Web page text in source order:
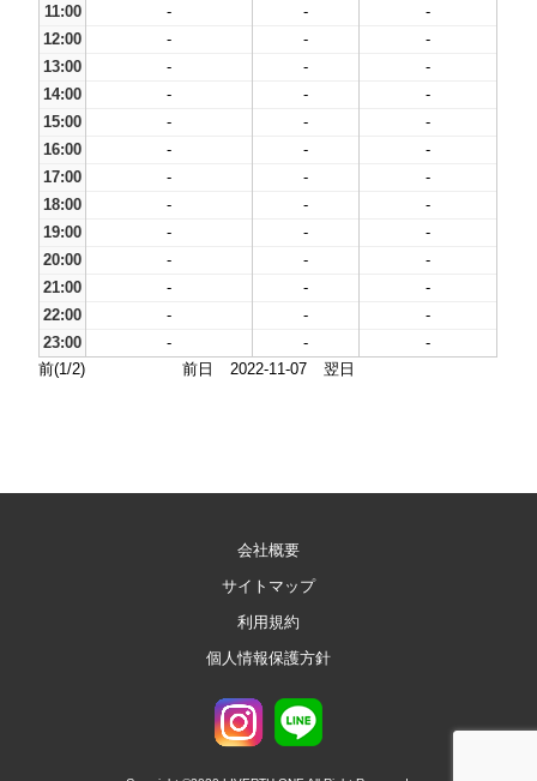
11:00
- -
-
12:00
- -
-
13:00
- -
-
14:00
- -
-
15:00
- -
-
16:00
- -
-
17:00
- -
-
18:00
- -
-
19:00
- -
-
20:00
- -
-
21:00
- -
-
22:00
- -
-
23:00
- -
-
前(1/2)
前日 2022-11-07 翌日
会社概要
サイトマップ
利用規約
個人情報保護方針